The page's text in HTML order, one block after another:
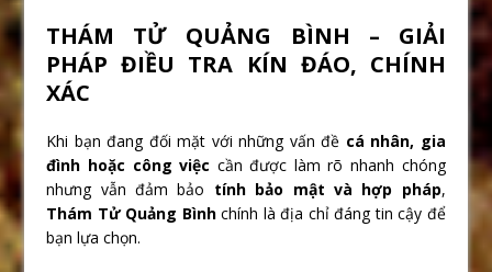
THÁM TỬ QUẢNG BÌNH – GIẢI
PHÁP ĐIỀU TRA KÍN ĐÁO, CHÍNH
XÁC
Khi bạn đang đối mặt với những vấn đề cá nhân, gia
đình hoặc công việc cần được làm rõ nhanh chóng
nhưng vẫn đảm bảo tính bảo mật và hợp pháp,
Thám Tử Quảng Bìnhchính là địa chỉ đáng tin cậy để
bạn lựa chọn.